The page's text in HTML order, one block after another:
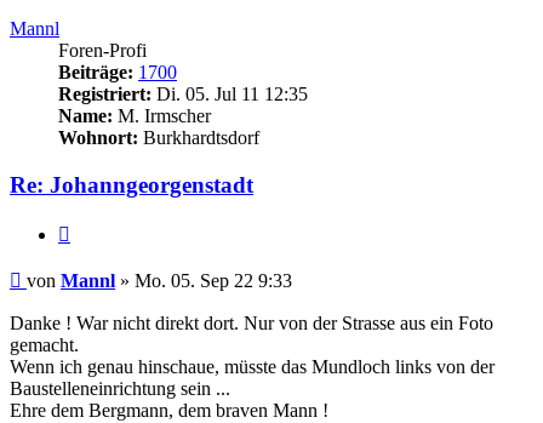
Mannl
Foren-Profi
Beiträge: 1700
Registriert: Di. 05. Jul 11 12:35
Name: M. Irmscher
Wohnort: Burkhardtsdorf
Re: Johanngeorgenstadt
Beitrag
von Mannl » Mo. 05. Sep 22 9:33
Danke ! War nicht direkt dort. Nur von der Strasse aus ein Foto
gemacht.
Wenn ich genau hinschaue, müsste das Mundloch links von der
Baustelleneinrichtung sein ...
Ehre dem Bergmann, dem braven Mann !